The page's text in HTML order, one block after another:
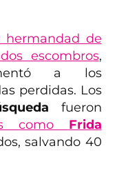
hermandad de
escombros,
a los
perdidas. Los
fueron
como Frida
salvando 40